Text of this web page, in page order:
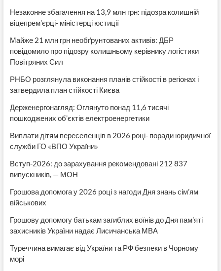
Незаконне збагачення на 13,9 млн грн: підозра колишній
віцепрем’єрці- міністерці юстиції
Майже 21 млн грн необґрунтованих активів: ДБР
повідомило про підозру колишньому керівнику логістики
Повітряних Сил
РНБО розглянула виконання планів стійкості в регіонах і
затвердила план стійкості Києва
Держенергонагляд: Оглянуто понад 11,6 тисячі
пошкоджених об’єктів електроенергетики
Виплати дітям переселенців в 2026 році- поради юридичної
служби ГО «ВПО України»
Вступ-2026: до зарахування рекомендовані 212 837
випускників, — МОН
Грошова допомога у 2026 році з нагоди Дня знань сім’ям
військових
Грошову допомогу батькам загиблих воїнів до Дня пам’яті
захисників України надає Лисичанська МВА
Туреччина вимагає від України та РФ безпеки в Чорному
морі